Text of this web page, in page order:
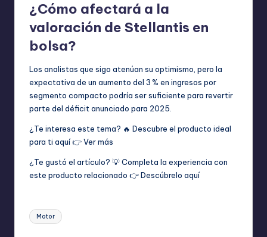
¿Cómo afectará a la
valoración de Stellantis en
bolsa?
Los analistas que sigo atenúan su optimismo, pero la
expectativa de un aumento del 3 % en ingresos por
segmento compacto podría ser suficiente para revertir
parte del déficit anunciado para 2025.
¿Te interesa este tema? 🔥 Descubre el producto ideal
para ti aquí 👉Ver más
¿Te gustó el artículo? 💡 Completa la experiencia con
este producto relacionado 👉Descúbrelo aquí
Etiquetas:
Motor